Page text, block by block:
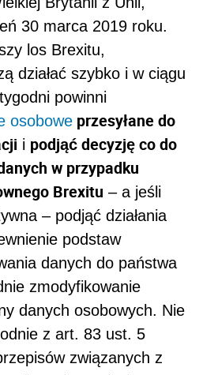
30 marca 2019 roku.
los Brexitu,
działać szybko i w ciągu
powinni
osobowe przesyłane do
i podjąć decyzję co do
w przypadku
Brexitu – a jeśli
– podjąć działania
podstaw
danych do państwa
zmodyfikowanie
danych osobowych. Nie
z art. 83 ust. 5
związanych z